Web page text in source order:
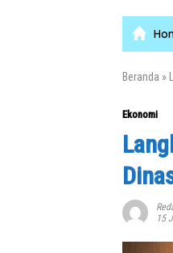
Beranda »
Ekonomi
15